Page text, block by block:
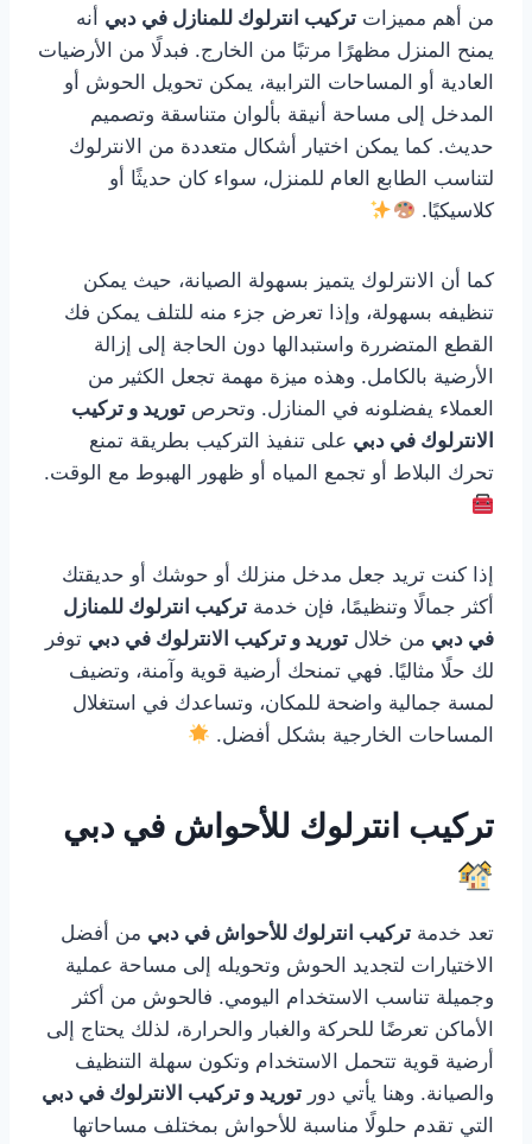
من أهم مميزات تركيب انترلوك للمنازل في دبي أنه
يمنح المنزل مظهرًا مرتبًا من الخارج. فبدلًا من الأرضيات
العادية أو المساحات الترابية، يمكن تحويل الحوش أو
المدخل إلى مساحة أنيقة بألوان متناسقة وتصميم
حديث. كما يمكن اختيار أشكال متعددة من الانترلوك
لتناسب الطابع العام للمنزل، سواء كان حديثًا أو
كلاسيكيًا.
كما أن الانترلوك يتميز بسهولة الصيانة، حيث يمكن
تنظيفه بسهولة، وإذا تعرض جزء منه للتلف يمكن فك
القطع المتضررة واستبدالها دون الحاجة إلى إزالة
الأرضية بالكامل. وهذه ميزة مهمة تجعل الكثير من
العملاء يفضلونه في المنازل. وتحرص توريد و تركيب
الانترلوك في دبي على تنفيذ التركيب بطريقة تمنع
تحرك البلاط أو تجمع المياه أو ظهور الهبوط مع الوقت.
إذا كنت تريد جعل مدخل منزلك أو حوشك أو حديقتك
أكثر جمالًا وتنظيمًا، فإن خدمة تركيب انترلوك للمنازل
في دبي من خلال توريد و تركيب الانترلوك في دبي توفر
لك حلًا مثاليًا. فهي تمنحك أرضية قوية وآمنة، وتضيف
لمسة جمالية واضحة للمكان، وتساعدك في استغلال
المساحات الخارجية بشكل أفضل.
تركيب انترلوك للأحواش في دبي
تعد خدمة تركيب انترلوك للأحواش في دبي من أفضل
الاختيارات لتجديد الحوش وتحويله إلى مساحة عملية
وجميلة تناسب الاستخدام اليومي. فالحوش من أكثر
الأماكن تعرضًا للحركة والغبار والحرارة، لذلك يحتاج إلى
أرضية قوية تتحمل الاستخدام وتكون سهلة التنظيف
والصيانة. وهنا يأتي دور توريد و تركيب الانترلوك في دبي
التي تقدم حلولًا مناسبة للأحواش بمختلف مساحاتها